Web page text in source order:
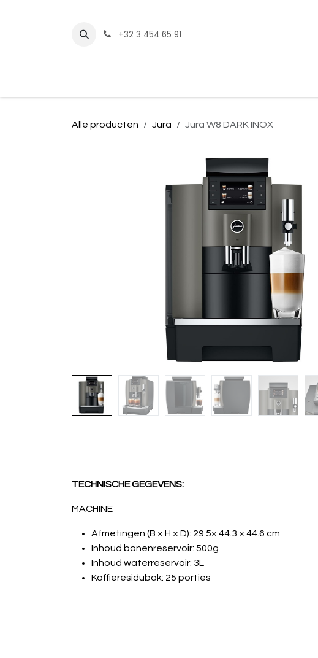
+32 3 454 65 91
Alle producten Jura Jura W8 DARK INOX
TECHNISCHE GEGEVENS:
MACHINE
Afmetingen (B × H × D): 29.5× 44.3 × 44.6 cm
Inhoud bonenreservoir: 500g
Inhoud waterreservoir: 3L
Koffieresidubak: 25 porties